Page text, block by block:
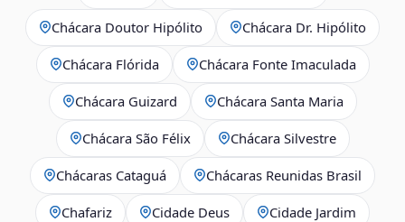
Chácara Doutor Hipólito Chácara Dr. Hipólito
Chácara Flórida Chácara Fonte Imaculada
Chácara Guizard Chácara Santa Maria
Chácara São Félix Chácara Silvestre
Chácaras Cataguá Chácaras Reunidas Brasil
Chafariz Cidade Deus Cidade Jardim